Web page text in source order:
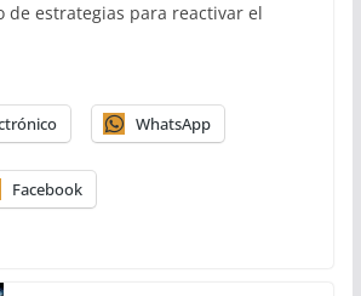
de estrategias para reactivar el
WhatsApp
Facebook